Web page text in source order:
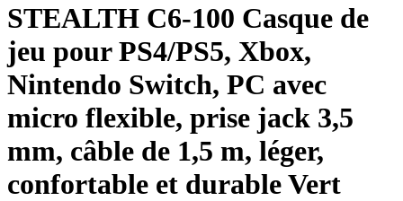
STEALTH C6-100 Casque de
jeu pour PS4/PS5, Xbox,
Nintendo Switch, PC avec
micro flexible, prise jack 3,5
mm, câble de 1,5 m, léger,
confortable et durable Vert